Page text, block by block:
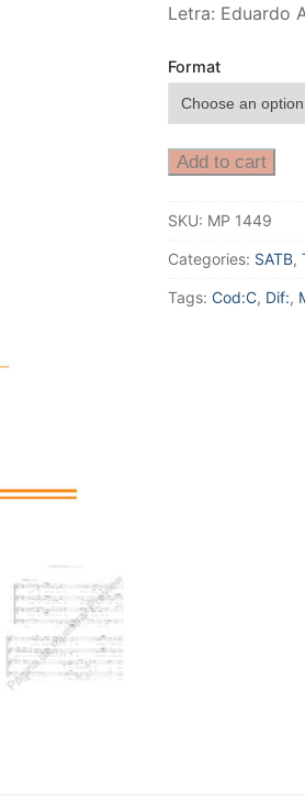
Letra: Eduardo
Format
Add to cart
SKU: MP 1449
Categories: SATB,
Tags: Cod:C, Dif:,